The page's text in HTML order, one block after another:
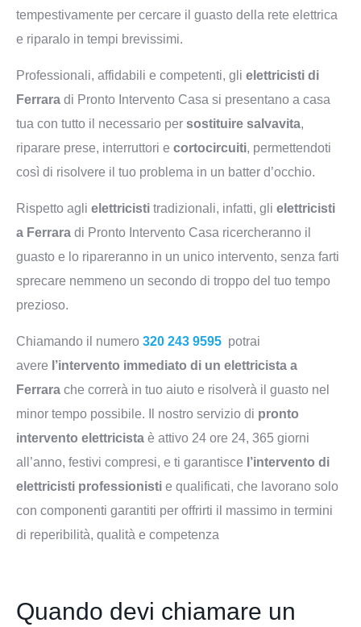
tempestivamente per cercare il guasto della rete elettrica
e riparalo in tempi brevissimi.
Professionali, affidabili e competenti, gli elettricisti di
Ferrara di Pronto Intervento Casa si presentano a casa
tua con tutto il necessario per sostituire salvavita,
riparare prese, interruttori e cortocircuiti, permettendoti
così di risolvere il tuo problema in un batter d’occhio.
Rispetto agli elettricisti tradizionali, infatti, gli elettricisti
a Ferrara di Pronto Intervento Casa ricercheranno il
guasto e lo ripareranno in un unico intervento, senza farti
sprecare nemmeno un secondo di troppo del tuo tempo
prezioso.
Chiamando il numero 320 243 9595 potrai
avere l’intervento immediato di un elettricista a
Ferrara che correrà in tuo aiuto e risolverà il guasto nel
minor tempo possibile. Il nostro servizio di pronto
intervento elettricista è attivo 24 ore 24, 365 giorni
all’anno, festivi compresi, e ti garantisce l’intervento di
elettricisti professionisti e qualificati, che lavorano solo
con componenti garantiti per offrirti il massimo in termini
di reperibilità, qualità e competenza
Quando devi chiamare un